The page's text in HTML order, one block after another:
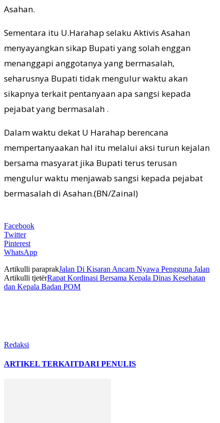
Asahan.
Sementara itu U.Harahap selaku Aktivis Asahan
menyayangkan sikap Bupati yang solah enggan
menanggapi anggotanya yang bermasalah,
seharusnya Bupati tidak mengulur waktu akan
sikapnya terkait pentanyaan apa sangsi kepada
pejabat yang bermasalah .
Dalam waktu dekat U Harahap berencana
mempertanyaakan hal itu melalui aksi turun kejalan
bersama masyarat jika Bupati terus terusan
mengulur waktu menjawab sangsi kepada pejabat
bermasalah di Asahan.(BN/Zainal)
Facebook
Twitter
Pinterest
WhatsApp
Artikulli paraprakJalan Di Kisaran Ancam Nyawa Pengguna Jalan
Artikulli tjetërRapat Kordinasi Bersama Kepala Dinas Kesehatan
dan Kepala Badan POM
Redaksi
ARTIKEL TERKAITDARI PENULIS